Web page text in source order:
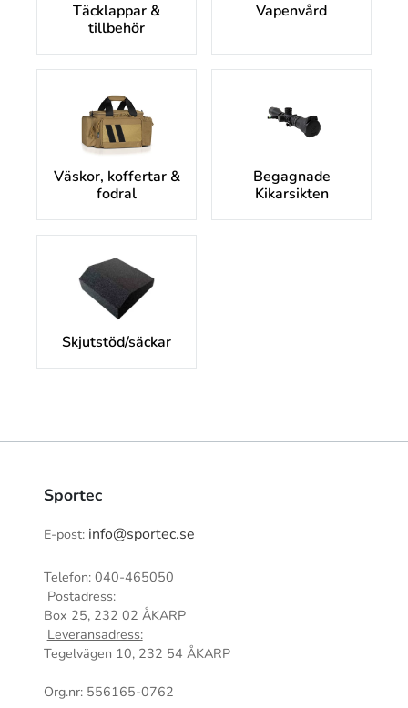
Täcklappar &
tillbehör
Vapenvård
Väskor, koffertar &
fodral
Begagnade
Kikarsikten
Skjutstöd/säckar
Sportec
E-post: info@sportec.se
Telefon: 040-465050
Postadress:
Box 25, 232 02 ÅKARP
Leveransadress:
Tegelvägen 10, 232 54 ÅKARP
Org.nr: 556165-0762